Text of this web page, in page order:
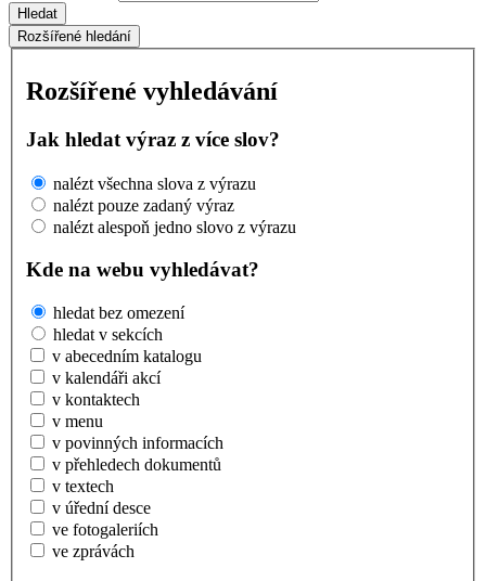
Hledat
Rozšířené hledání
Rozšířené vyhledávání
Jak hledat výraz z více slov?
nalézt všechna slova z výrazu
nalézt pouze zadaný výraz
nalézt alespoň jedno slovo z výrazu
Kde na webu vyhledávat?
hledat bez omezení
hledat v sekcích
v abecedním katalogu
v kalendáři akcí
v kontaktech
v menu
v povinných informacích
v přehledech dokumentů
v textech
v úřední desce
ve fotogaleriích
ve zprávách